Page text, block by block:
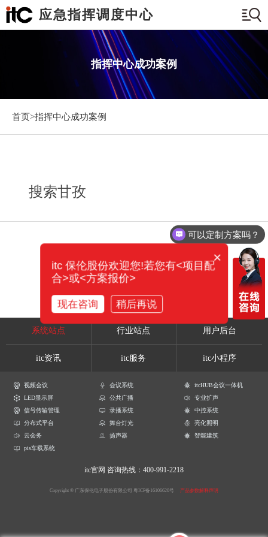
应急指挥调度中心
指挥中心成功案例
首页>指挥中心成功案例
搜索甘孜
系统站点 行业站点 用户后台
itc资讯 itc服务 itc小程序
视频会议 会议系统
itcHUB会议一体机
LED显示屏
公共广播
专业扩声
信号传输管理
录播系统
中控系统
分布式平台
舞台灯光
亮化照明
云会务
扬声器
智能建筑
pis车载系统
itc官网 咨询热线：400-991-2218
Copyright © 广东保伦电子股份有限公司 粤ICP备16106620号 产品参数解释声明
可以定制方案吗？
×
itc 保伦股份欢迎您!若您有<项目配
合>或<方案报价>
现在咨询 稍后再说